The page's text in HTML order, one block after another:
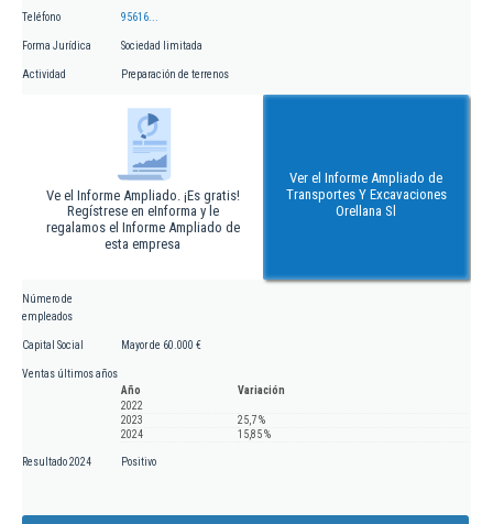
Teléfono 95616...
Forma Jurídica Sociedad limitada
Actividad Preparación de terrenos
Ve el Informe Ampliado. ¡Es gratis!
Regístrese en eInforma y le
regalamos el Informe Ampliado de
esta empresa
Ver el Informe Ampliado de
Transportes Y Excavaciones
Orellana Sl
Número de
empleados
Capital Social Mayor de 60.000 €
Ventas últimos años
Año
Variación
2022
2023
25,7 %
2024
15,85 %
Resultado 2024 Positivo